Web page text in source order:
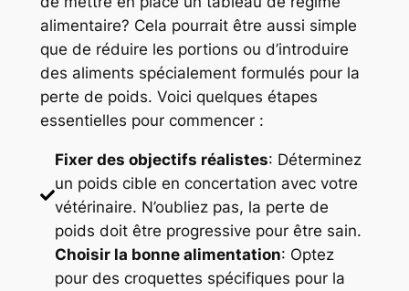
alimentaire? Cela pourrait être aussi simple
que de réduire les portions ou d’introduire
des aliments spécialement formulés pour la
perte de poids. Voici quelques étapes
essentielles pour commencer :
Fixer des objectifs réalistes: Déterminez
un poids cible en concertation avec votre
vétérinaire. N’oubliez pas, la perte de
poids doit être progressive pour être sain.
Choisir la bonne alimentation: Optez
pour des croquettes spécifiques pour la